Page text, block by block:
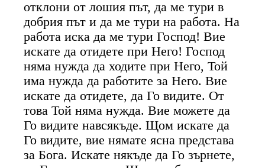
отклони от лошия път, да ме тури в
добрия път и да ме тури на работа. На
работа иска да ме тури Господ! Вие
искате да отидете при Него! Господ
няма нужда да ходите при Него, Той
има нужда да работите за Него. Вие
искате да отидете, да Го видите. От
това Той няма нужда. Вие можете да
Го видите навсякъде. Щом искате да
Го видите, вие нямате ясна представа
за Бога. Искате някъде да Го зърнете,